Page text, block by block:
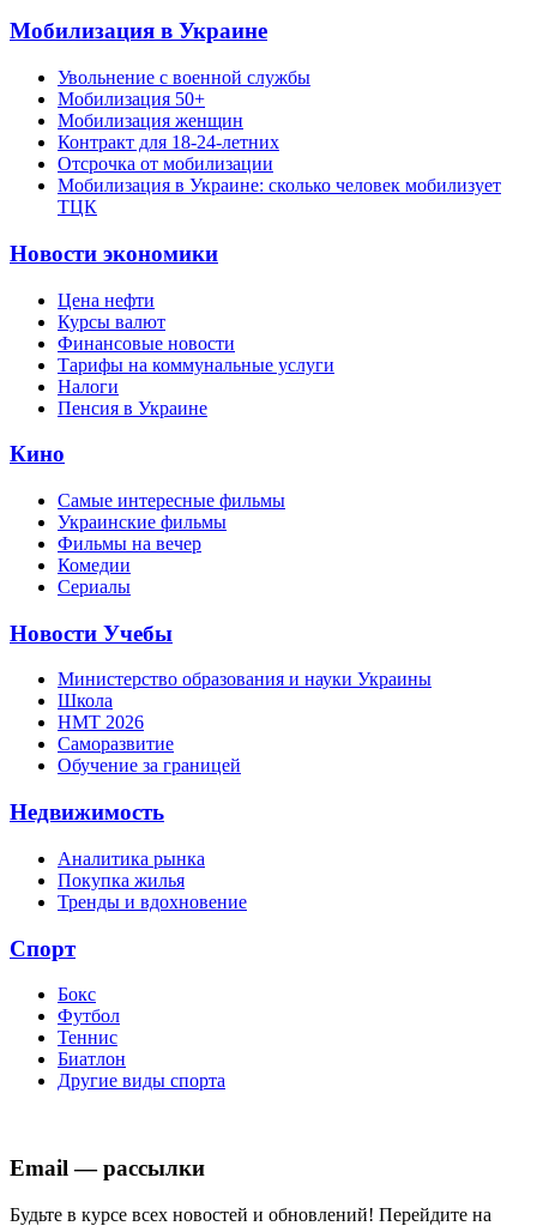
Мобилизация в Украине
Увольнение с военной службы
Мобилизация 50+
Мобилизация женщин
Контракт для 18-24-летних
Отсрочка от мобилизации
Мобилизация в Украине: сколько человек мобилизует
ТЦК
Новости экономики
Цена нефти
Курсы валют
Финансовые новости
Тарифы на коммунальные услуги
Налоги
Пенсия в Украине
Кино
Самые интересные фильмы
Украинские фильмы
Фильмы на вечер
Комедии
Сериалы
Новости Учебы
Министерство образования и науки Украины
Школа
НМТ 2026
Саморазвитие
Обучение за границей
Недвижимость
Аналитика рынка
Покупка жилья
Тренды и вдохновение
Спорт
Бокс
Футбол
Теннис
Биатлон
Другие виды спорта
Email — рассылки
Будьте в курсе всех новостей и обновлений! Перейдите на